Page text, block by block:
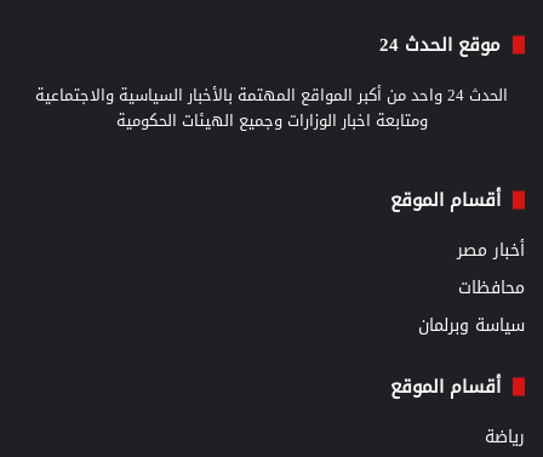
موقع الحدث 24
الحدث 24 واحد من أكبر المواقع المهتمة بالأخبار السياسية والاجتماعية
ومتابعة اخبار الوزارات وجميع الهيئات الحكومية
أقسام الموقع
أخبار مصر
محافظات
سياسة وبرلمان
أقسام الموقع
رياضة